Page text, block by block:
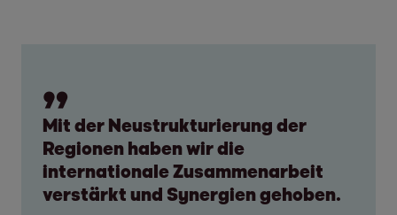
Mit der Neustrukturierung der
Regionen haben wir die
internationale Zusammenarbeit
verstärkt und Synergien gehoben.